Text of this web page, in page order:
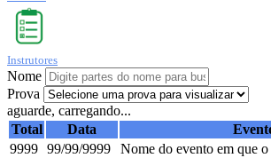
Instrutores
Nome
Prova
aguarde, carregando...
Total
Data
9999 99/99/9999 Nome do evento em que